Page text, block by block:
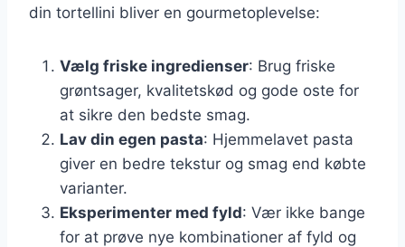
din tortellini bliver en gourmetoplevelse:
Vælg friske ingredienser: Brug friske
grøntsager, kvalitetskød og gode oste for
at sikre den bedste smag.
Lav din egen pasta: Hjemmelavet pasta
giver en bedre tekstur og smag end købte
varianter.
Eksperimenter med fyld: Vær ikke bange
for at prøve nye kombinationer af fyld og